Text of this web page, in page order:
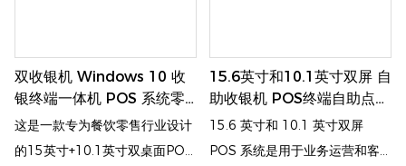
度和餐桌周转率。
双收银机 Windows 10 收
银终端一体机 POS 系统零
售机
这是一款专为餐饮零售行业设计
的15英寸+10.1英寸双桌面POS
15.6英寸和10.1英寸双屏 自
助收银机 POS终端自助点餐
及支付
15.6 英寸和 10.1 英寸双屏
POS 系统是用于业务运营和客